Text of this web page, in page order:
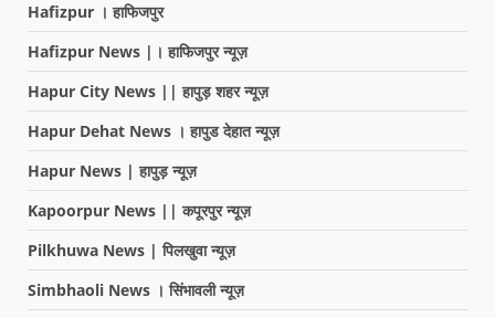
Hafizpur । हाफिजपुर
Hafizpur News |। हाफिजपुर न्यूज़
Hapur City News || हापुड़ शहर न्यूज़
Hapur Dehat News । हापुड देहात न्यूज़
Hapur News | हापुड़ न्यूज़
Kapoorpur News || कपूरपुर न्यूज़
Pilkhuwa News | पिलखुवा न्यूज़
Simbhaoli News । सिंभावली न्यूज़